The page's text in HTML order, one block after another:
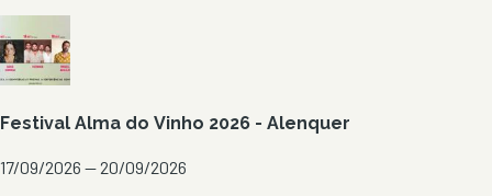
Festival Alma do Vinho 2026 - Alenquer
17/09/2026 — 20/09/2026